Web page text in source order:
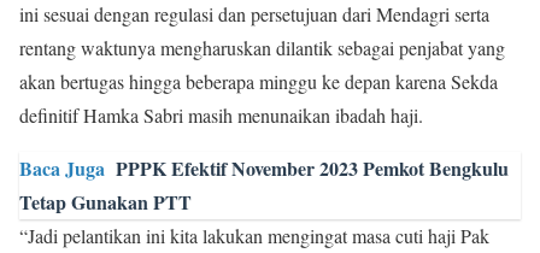
ini sesuai dengan regulasi dan persetujuan dari Mendagri serta
rentang waktunya mengharuskan dilantik sebagai penjabat yang
akan bertugas hingga beberapa minggu ke depan karena Sekda
definitif Hamka Sabri masih menunaikan ibadah haji.
Baca Juga PPPK Efektif November 2023 Pemkot Bengkulu
Tetap Gunakan PTT
“Jadi pelantikan ini kita lakukan mengingat masa cuti haji Pak